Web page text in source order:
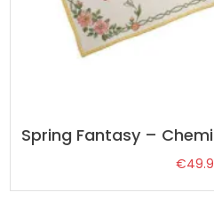
Spring Fantasy –
€